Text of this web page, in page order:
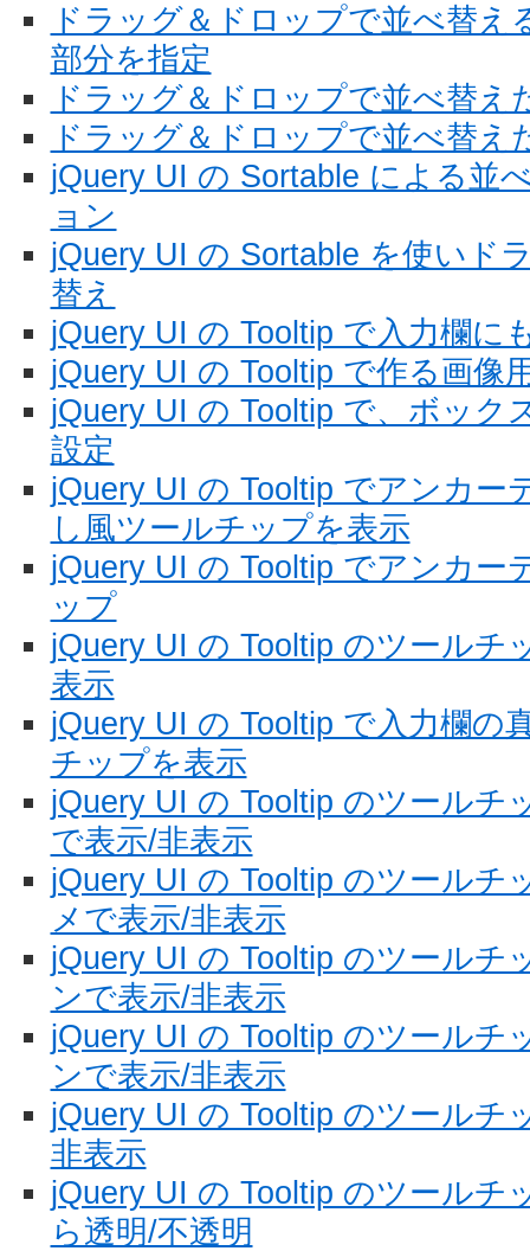
ドラッグ＆ドロップで並べ替
部分を指定
ドラッグ＆ドロップで並べ替え
ドラッグ＆ドロップで並べ替え
jQuery UI の Sortable による並
ョン
jQuery UI の Sortable を使いド
替え
jQuery UI の Tooltip で入力欄に
jQuery UI の Tooltip で作る画像
jQuery UI の Tooltip で、ボック
設定
jQuery UI の Tooltip でアンカー
し風ツールチップを表示
jQuery UI の Tooltip でアンカー
ップ
jQuery UI の Tooltip のツールチ
表示
jQuery UI の Tooltip で入力欄の
チップを表示
jQuery UI の Tooltip のツールチ
で表示/非表示
jQuery UI の Tooltip のツールチ
メで表示/非表示
jQuery UI の Tooltip のツールチ
ンで表示/非表示
jQuery UI の Tooltip のツールチ
ンで表示/非表示
jQuery UI の Tooltip のツールチ
非表示
jQuery UI の Tooltip のツールチ
ら透明/不透明